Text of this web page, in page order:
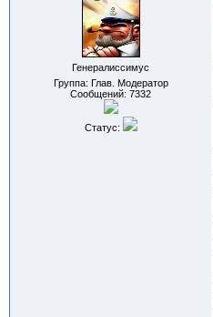
Генералиссимус
Группа: Глав. Модератор
Сообщений: 7332
Статус: